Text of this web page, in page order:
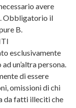
avere
Obbligatorio il
B.
esclusivamente
un’altra persona.
di essere
omissioni di chi
da fatti illeciti che